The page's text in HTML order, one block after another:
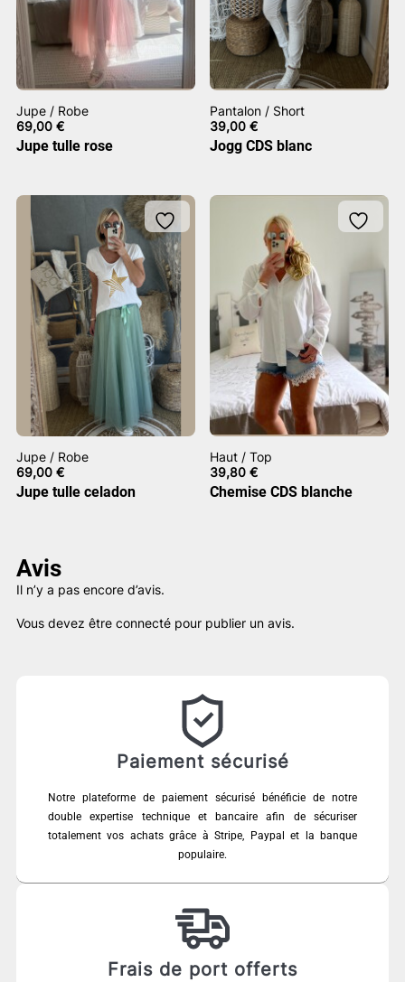
Jupe / Robe
69,00 €
Jupe tulle rose
Pantalon / Short
39,00€
Jogg CDS blanc
Jupe / Robe
69,00 €
Jupe tulle celadon
Haut / Top
39,80€
Chemise CDS blanche
Avis
Il n’y a pas encore d’avis.
Vous devez être connecté pour publier un avis.
Paiement sécurisé
Notre plateforme de paiement sécurisé bénéficie de notre
double expertise technique et bancaire afin de sécuriser
totalement vos achats grâce à Stripe, Paypal et la banque
populaire.
Frais de port offerts